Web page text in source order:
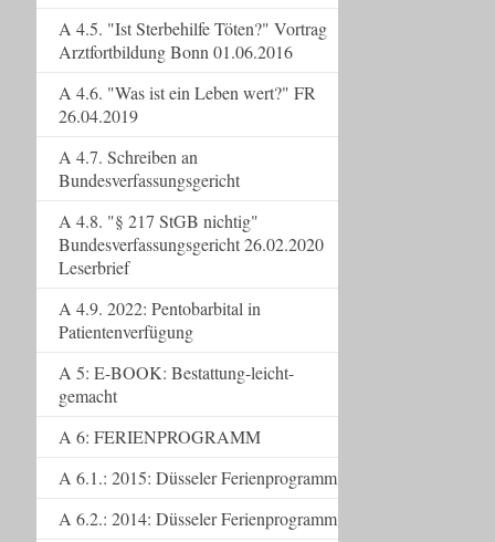
A 4.5. "Ist Sterbehilfe Töten?" Vortrag
Arztfortbildung Bonn 01.06.2016
A 4.6. "Was ist ein Leben wert?" FR
26.04.2019
A 4.7. Schreiben an
Bundesverfassungsgericht
A 4.8. "§ 217 StGB nichtig"
Bundesverfassungsgericht 26.02.2020
Leserbrief
A 4.9. 2022: Pentobarbital in
Patientenverfügung
A 5: E-BOOK: Bestattung-leicht-
gemacht
A 6: FERIENPROGRAMM
A 6.1.: 2015: Düsseler Ferienprogramm
A 6.2.: 2014: Düsseler Ferienprogramm